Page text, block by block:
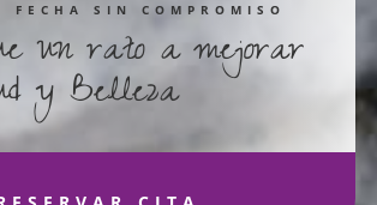
FECHA SIN COMPROMISO
un rato a mejorar
y Belleza